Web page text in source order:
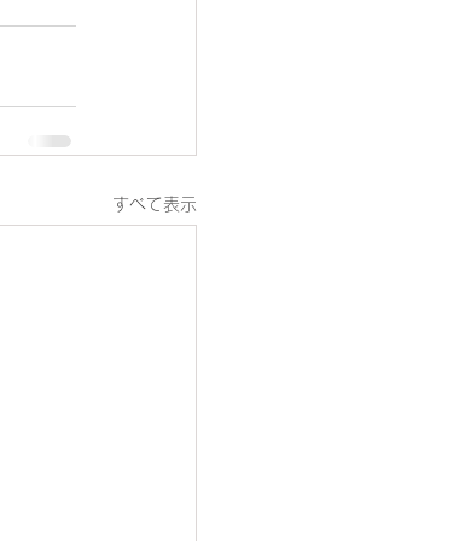
すべて表示